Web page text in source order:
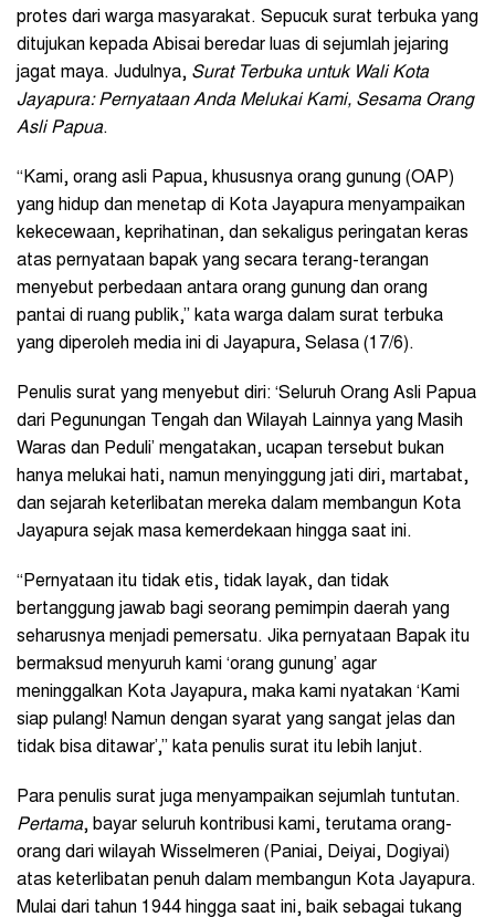
protes dari warga masyarakat. Sepucuk surat terbuka yang
ditujukan kepada Abisai beredar luas di sejumlah jejaring
jagat maya. Judulnya, Surat Terbuka untuk Wali Kota
Jayapura: Pernyataan Anda Melukai Kami, Sesama Orang
Asli Papua.
“Kami, orang asli Papua, khususnya orang gunung (OAP)
yang hidup dan menetap di Kota Jayapura menyampaikan
kekecewaan, keprihatinan, dan sekaligus peringatan keras
atas pernyataan bapak yang secara terang-terangan
menyebut perbedaan antara orang gunung dan orang
pantai di ruang publik,” kata warga dalam surat terbuka
yang diperoleh media ini di Jayapura, Selasa (17/6).
Penulis surat yang menyebut diri: ‘Seluruh Orang Asli Papua
dari Pegunungan Tengah dan Wilayah Lainnya yang Masih
Waras dan Peduli’ mengatakan, ucapan tersebut bukan
hanya melukai hati, namun menyinggung jati diri, martabat,
dan sejarah keterlibatan mereka dalam membangun Kota
Jayapura sejak masa kemerdekaan hingga saat ini.
“Pernyataan itu tidak etis, tidak layak, dan tidak
bertanggung jawab bagi seorang pemimpin daerah yang
seharusnya menjadi pemersatu. Jika pernyataan Bapak itu
bermaksud menyuruh kami ‘orang gunung’ agar
meninggalkan Kota Jayapura, maka kami nyatakan ‘Kami
siap pulang! Namun dengan syarat yang sangat jelas dan
tidak bisa ditawar’,” kata penulis surat itu lebih lanjut.
Para penulis surat juga menyampaikan sejumlah tuntutan.
Pertama, bayar seluruh kontribusi kami, terutama orang-
orang dari wilayah Wisselmeren (Paniai, Deiyai, Dogiyai)
atas keterlibatan penuh dalam membangun Kota Jayapura.
Mulai dari tahun 1944 hingga saat ini, baik sebagai tukang